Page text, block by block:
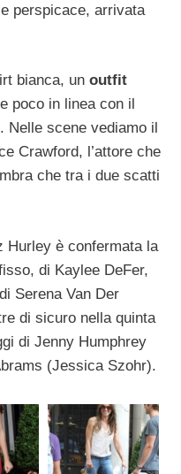
perspicace, arrivata
bianca, un outfit
poco in linea con il
Nelle scene vediamo il
Crawford, l’attore che
che tra i due scatti
Hurley è confermata la
di Kaylee DeFer,
Serena Van Der
di sicuro nella quinta
di Jenny Humphrey
(Jessica Szohr).